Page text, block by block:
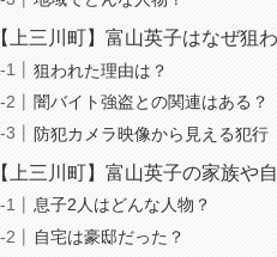
【上三川町】富山英子はなぜ狙
狙われた理由は？
闇バイト強盗との関連はある？
防犯カメラ映像から見える犯行
【上三川町】富山英子の家族や
息子2人はどんな人物？
自宅は豪邸だった？